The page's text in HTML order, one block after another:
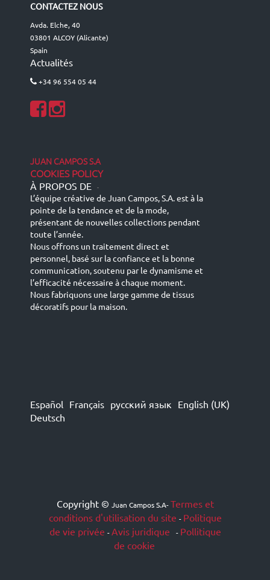
CONTACTEZ NOUS
Avda. Elche, 40
03801 ALCOY (Alicante)
Spain
Actualités
+34 96 554 05 44
JUAN CAMPOS S.A
COOKIES POLICY
À PROPOS DE -
L’équipe créative de Juan Campos, S.A. est à la
pointe de la tendance et de la mode,
présentant de nouvelles collections pendant
toute l’année.
Nous offrons un traitement direct et
personnel, basé sur la confiance et la bonne
communication, soutenu par le dynamisme et
l’efficacité nécessaire à chaque moment.
Nous fabriquons une large gamme de tissus
décoratifs pour la maison.
Español Français русский язык English (UK)
Deutsch
Copyright © Juan Campos S.A-Termes et
conditions d'utilisation du site - Politique
de vie privée -Avis juridique - Pollitique
de cookie